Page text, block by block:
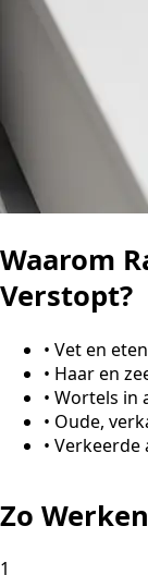
Waarom
Verstopt?
• Vet en
• Haar en
• Wortels in
• Oude,
• Verkeerde
Zo
1